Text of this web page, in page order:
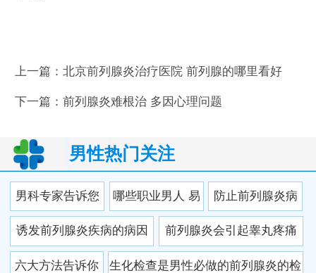
上一篇： 北京前列腺炎治疗医院 前列腺的哪里看好
下一篇： 前列腺炎难根治 多因心理问题
男性热门关注
男科专家告诉您
前列腺炎应该注
意什么
哪些职业男人 易
致前列腺炎
防止前列腺炎病
情的恶化 注意六
个方法自我保养
诱发前列腺炎疾病的病因
有多少人知道
前列腺炎会引起睾丸疼痛
吗 前列腺炎症状
六大方法告诉你 生化检查是男性必做的前列腺炎的检